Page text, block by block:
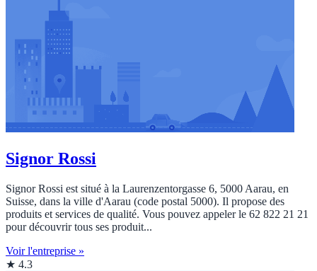
Signor Rossi
Signor Rossi est situé à la Laurenzentorgasse 6, 5000 Aarau, en
Suisse, dans la ville d'Aarau (code postal 5000). Il propose des
produits et services de qualité. Vous pouvez appeler le 62 822 21 21
pour découvrir tous ses produit...
Voir l'entreprise »
★ 4.3